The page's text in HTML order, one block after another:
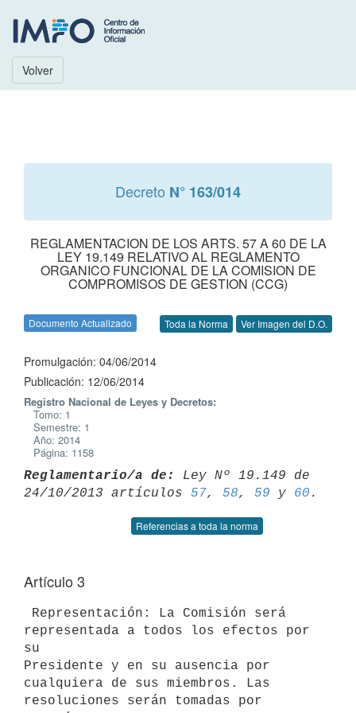
Volver
Decreto N° 163/014
REGLAMENTACION DE LOS ARTS. 57 A 60 DE LA
LEY 19.149 RELATIVO AL REGLAMENTO
ORGANICO FUNCIONAL DE LA COMISION DE
COMPROMISOS DE GESTION (CCG)
Documento Actualizado Toda la Norma Ver Imagen del D.O.
Promulgación: 04/06/2014
Publicación: 12/06/2014
Registro Nacional de Leyes y Decretos:
Tomo: 1
Semestre: 1
Año: 2014
Página: 1158
Reglamentario/a de:
Ley Nº 19.149 de
24/10/2013 artículos 57, 58, 59 y 60
Referencias a toda la norma
Artículo 3
representada a todos los efectos por
su
Presidente y en su ausencia por
cualquiera de sus miembros. Las
resoluciones serán tomadas por